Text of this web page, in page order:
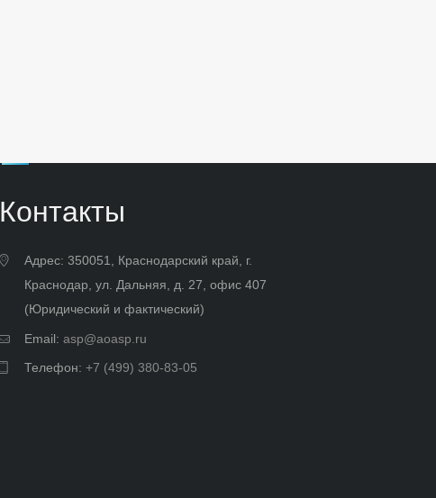
Контакты
Адрес: 350051, Краснодарский край, г.
Краснодар, ул. Дальняя, д. 27, офис 407
(Юридический и фактический)
Email: asp@aoasp.ru
Телефон: +7 (499) 380-83-05